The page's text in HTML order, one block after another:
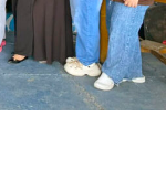
menjadi
yang
kabupaten lain
“Berkembang”